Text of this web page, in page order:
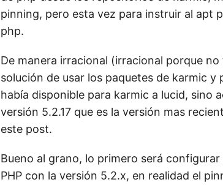
pinning, pero esta vez para instruir al apt
php.
De manera irracional (irracional porque
solución de usar los paquetes de karmic y
había disponible para karmic a lucid, sino
versión 5.2.17 que es la versión mas
este post.
Bueno al grano, lo primero será
PHP con la versión 5.2.x, en realidad el